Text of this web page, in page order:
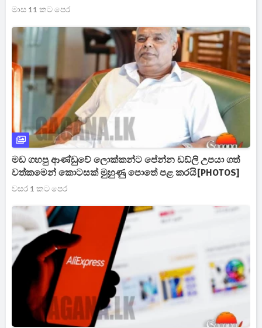
මාස 11 කට පෙර
මඩ ගහපු ආණ්ඩුවේ ලොක්කන්ට පේන්න ඩඩ්ලි උපයා ගත්
වත්කමෙන් කොටසක් මුහුණු පොතේ පළ කරයි[PHOTOS]
වසර 1 කට පෙර